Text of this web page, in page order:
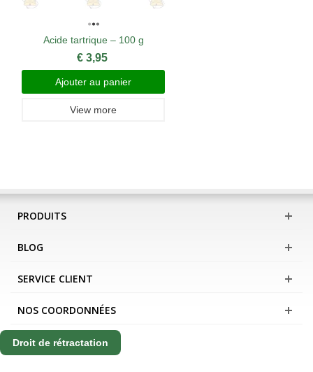
Acide tartrique – 100 g
€ 3,95
Ajouter au panier
View more
PRODUITS
BLOG
SERVICE CLIENT
NOS COORDONNÉES
Droit de rétractation